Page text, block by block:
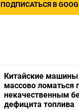
ПОДПИСАТЬСЯ В
Китайские машины
массово ломаться
некачественным
дефицита топлива